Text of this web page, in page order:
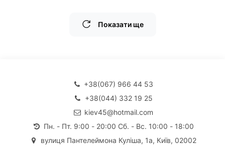
Показати ще
+38(067) 966 44 53
+38(044) 332 19 25
kiev45@hotmail.com
Пн. - Пт. 9:00 - 20:00 Сб. - Вс. 10:00 - 18:00
вулиця Пантелеймона Куліша, 1а, Київ, 02002